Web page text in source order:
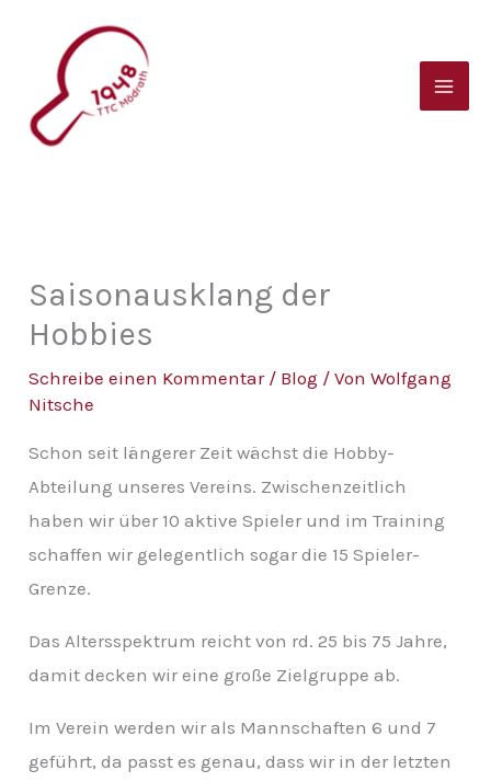
springen
Saisonausklang der
Hobbies
Schreibe einen Kommentar / Blog / VonWolfgang
Nitsche
Schon seit längerer Zeit wächst die Hobby-
Abteilung unseres Vereins. Zwischenzeitlich
haben wir über 10 aktive Spieler und im Training
schaffen wir gelegentlich sogar die 15 Spieler-
Grenze.
Das Altersspektrum reicht von rd. 25 bis 75 Jahre,
damit decken wir eine große Zielgruppe ab.
Im Verein werden wir als Mannschaften 6 und 7
geführt, da passt es genau, dass wir in der letzten
t
c
i